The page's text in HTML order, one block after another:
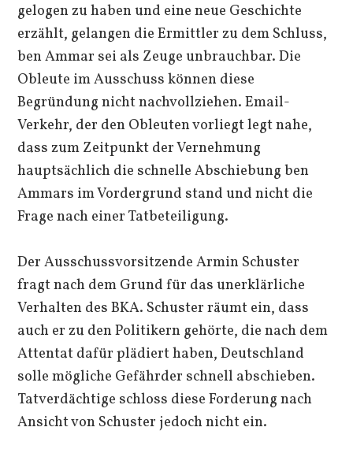
gelogen zu haben und eine neue Geschichte
erzählt, gelangen die Ermittler zu dem Schluss,
ben Ammar sei als Zeuge unbrauchbar. Die
Obleute im Ausschuss können diese
Begründung nicht nachvollziehen. Email-
Verkehr, der den Obleuten vorliegt legt nahe,
dass zum Zeitpunkt der Vernehmung
hauptsächlich die schnelle Abschiebung ben
Ammars im Vordergrund stand und nicht die
Frage nach einer Tatbeteiligung.
Der Ausschussvorsitzende Armin Schuster
fragt nach dem Grund für das unerklärliche
Verhalten des BKA. Schuster räumt ein, dass
auch er zu den Politikern gehörte, die nach dem
Attentat dafür plädiert haben, Deutschland
solle mögliche Gefährder schnell abschieben.
Tatverdächtige schloss diese Forderung nach
Ansicht von Schuster jedoch nicht ein.